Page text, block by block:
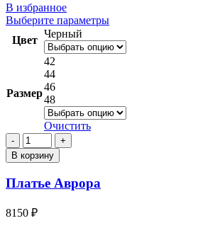
В избранное
Выберите параметрыЭтот
имеет
несколько
выбрать
на
Цвет
Черный
Размер
42
44
46
48
Очистить
Количество
товара
Платье
Аврора
В корзину
Платье Аврора
8150 ₽